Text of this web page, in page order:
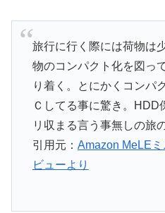
旅行に行く際には荷物は
物のコンパクト化を図っ
り着く。とにかくコンパ
Ｃしてる事に驚き。HDD
リ収まる言う事無しの旅
引用元： Amazon MeLE
ビューより